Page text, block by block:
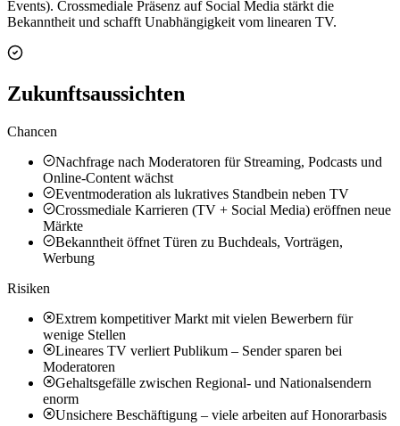
Events). Crossmediale Präsenz auf Social Media stärkt die
Bekanntheit und schafft Unabhängigkeit vom linearen TV.
Zukunftsaussichten
Chancen
Nachfrage nach Moderatoren für Streaming, Podcasts und
Online-Content wächst
Eventmoderation als lukratives Standbein neben TV
Crossmediale Karrieren (TV + Social Media) eröffnen neue
Märkte
Bekanntheit öffnet Türen zu Buchdeals, Vorträgen,
Werbung
Risiken
Extrem kompetitiver Markt mit vielen Bewerbern für
wenige Stellen
Lineares TV verliert Publikum – Sender sparen bei
Moderatoren
Gehaltsgefälle zwischen Regional- und Nationalsendern
enorm
Unsichere Beschäftigung – viele arbeiten auf Honorarbasis